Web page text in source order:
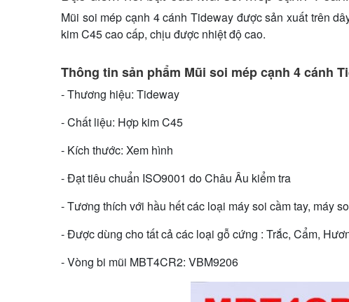
Mũi soi mép cạnh 4 cánh Tideway được sản xuất trên
kim C45 cao cấp, chịu được nhiệt độ cao.
Thông tin sản phẩm Mũi soi mép cạnh 4 cánh
- Thương hiệu: Tideway
- Chất liệu: Hợp kim C45
- Kích thước: Xem hình
- Đạt tiêu chuẩn ISO9001 do Châu Âu kiểm tra
- Tương thích với hầu hết các loại máy soi cầm tay, máy
- Được dùng cho tất cả các loại gỗ cứng : Trắc, Cẩm,
- Vòng bi mũi MBT4CR2: VBM9206